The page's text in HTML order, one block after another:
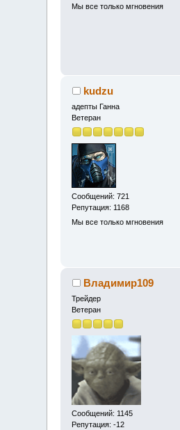
Мы все только мгновения
kudzu
адепты Ганна
Ветеран
Сообщений: 721
Репутация: 1168
Мы все только мгновения
Владимир109
Трейдер
Ветеран
Сообщений: 1145
Репутация: -12